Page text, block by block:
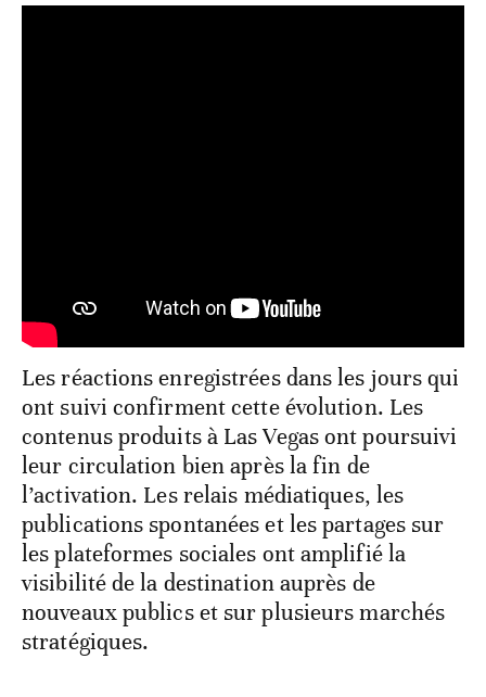
Les réactions enregistrées dans les jours qui
ont suivi confirment cette évolution. Les
contenus produits à Las Vegas ont poursuivi
leur circulation bien après la fin de
l’activation. Les relais médiatiques, les
publications spontanées et les partages sur
les plateformes sociales ont amplifié la
visibilité de la destination auprès de
nouveaux publics et sur plusieurs marchés
stratégiques.